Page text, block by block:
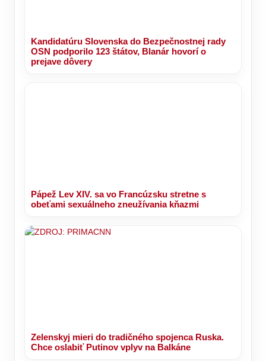
Kandidatúru Slovenska do Bezpečnostnej rady
OSN podporilo 123 štátov, Blanár hovorí o
prejave dôvery
Pápež Lev XIV. sa vo Francúzsku stretne s
obeťami sexuálneho zneužívania kňazmi
Zelenskyj mieri do tradičného spojenca Ruska.
Chce oslabiť Putinov vplyv na Balkáne